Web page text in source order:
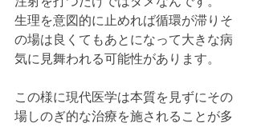
生理を意図的に止めれば循環が滞りそ
の場は良くてもあとになって大きな病
気に見舞われる可能性があります。
この様に現代医学は本質を見ずにその
場しのぎ的な治療を施されることが多